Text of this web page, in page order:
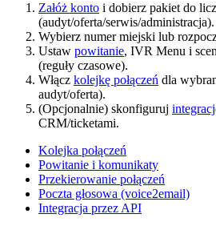
Załóż konto i dobierz pakiet do
(audyt/oferta/serwis/administracja).
Wybierz numer miejski lub
Ustaw powitanie, IVR Menu i
(reguły czasowe).
Włącz kolejkę połączeń dla
audyt/oferta).
(Opcjonalnie) skonfiguruj
CRM/ticketami.
Kolejka połączeń
Powitanie i komunikaty
Przekierowanie połączeń
Poczta głosowa (voice2email)
Integracja przez API